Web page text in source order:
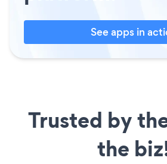
See apps in
Trusted by
the